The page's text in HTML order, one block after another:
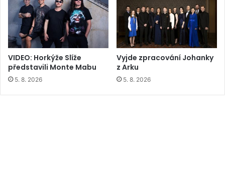
VIDEO: Horkýže Slíže
představili Monte Mabu
5. 8. 2026
Vyjde zpracování Johanky
z Arku
5. 8. 2026